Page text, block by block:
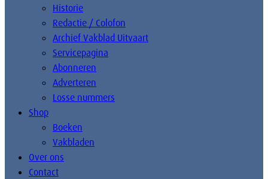
Historie
Redactie / Colofon
Archief Vakblad Uitvaart
Servicepagina
Abonneren
Adverteren
Losse nummers
Shop
Boeken
Vakbladen
Over ons
Contact